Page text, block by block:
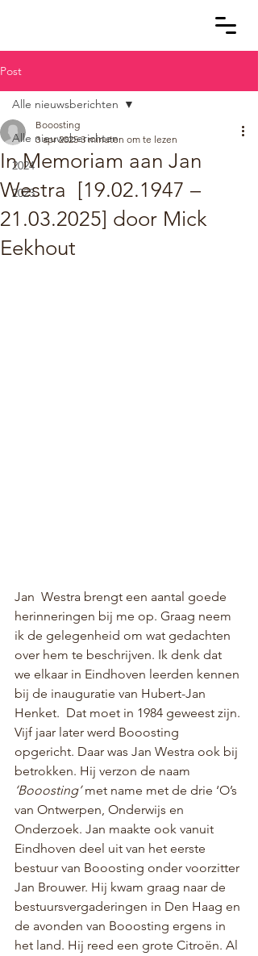
Post
Alle nieuwsberichten
2024
2023
Alle nieuwsberichten
In Memoriam aan Jan
Westra [19.02.1947 –
21.03.2025] door Mick
Eekhout
Booosting
3 apr 2025 3 minuten om te lezen
Jan  Westra brengt een aantal goede
herinneringen bij me op. Graag neem
ik de gelegenheid om wat gedachten
over hem te beschrijven. Ik denk dat
we elkaar in Eindhoven leerden kennen
bij de inauguratie van Hubert-Jan
Henket.  Dat moet in 1984 geweest zijn.
Vijf jaar later werd Booosting
opgericht. Daar was Jan Westra ook bij
betrokken. Hij verzon de naam
‘Booosting’ met name met de drie ‘O’s
van Ontwerpen, Onderwijs en
Onderzoek. Jan maakte ook vanuit
Eindhoven deel uit van het eerste
bestuur van Booosting onder voorzitter
Jan Brouwer. Hij kwam graag naar de
bestuursvergaderingen in Den Haag en
de avonden van Booosting ergens in
het land. Hij reed een grote Citroën. Al